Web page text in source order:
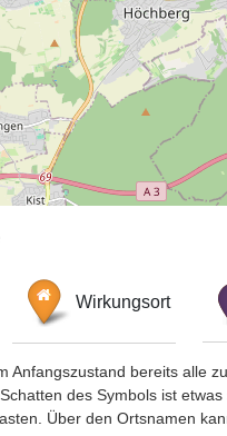
Wirkungsort
Anfangszustand bereits alle
des Symbols ist
Über den Ortsnamen